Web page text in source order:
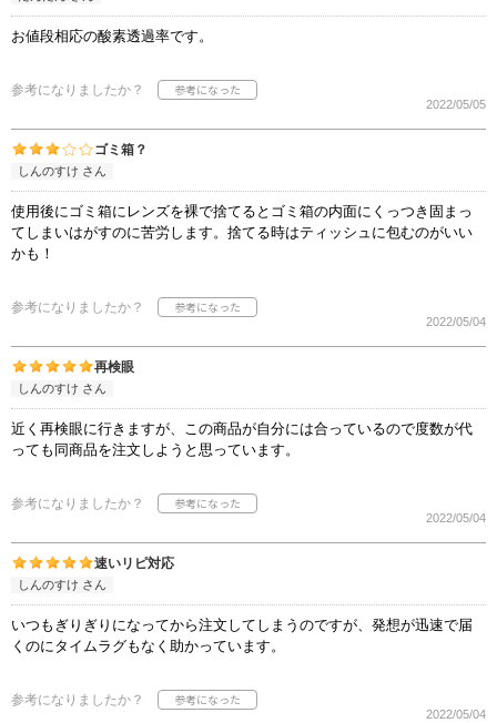
お値段相応の酸素透過率です。
参考になりましたか？
2022/05/05
ゴミ箱？
しんのすけ さん
使用後にゴミ箱にレンズを裸で捨てるとゴミ箱の内面にくっつき固まっ
てしまいはがすのに苦労します。捨てる時はティッシュに包むのがいい
かも！
参考になりましたか？
2022/05/04
再検眼
しんのすけ さん
近く再検眼に行きますが、この商品が自分には合っているので度数が代
っても同商品を注文しようと思っています。
参考になりましたか？
2022/05/04
速いリピ対応
しんのすけ さん
いつもぎりぎりになってから注文してしまうのですが、発想が迅速で届
くのにタイムラグもなく助かっています。
参考になりましたか？
2022/05/04